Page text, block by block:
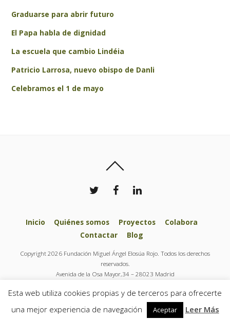
Graduarse para abrir futuro
El Papa habla de dignidad
La escuela que cambio Lindéia
Patricio Larrosa, nuevo obispo de Danli
Celebramos el 1 de mayo
Inicio Quiénes somos Proyectos
Colabora
Contactar
Blog
Copyright 2026 Fundación Miguel Ángel Elosúa Rojo. Todos los derechos
reservados.
Avenida de la Osa Mayor,34 – 28023 Madrid
info@fundacionelosuarojo.org
Esta web utiliza cookies propias y de terceros para ofrecerte
una mejor experiencia de navegación
Aceptar Leer Más